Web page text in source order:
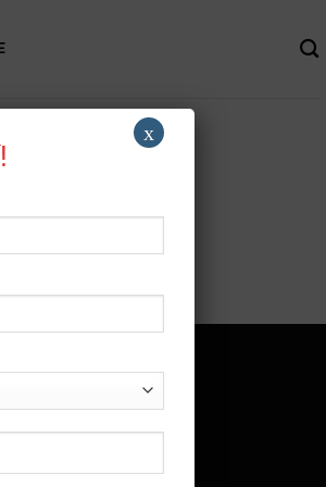
sách bảo mật
x